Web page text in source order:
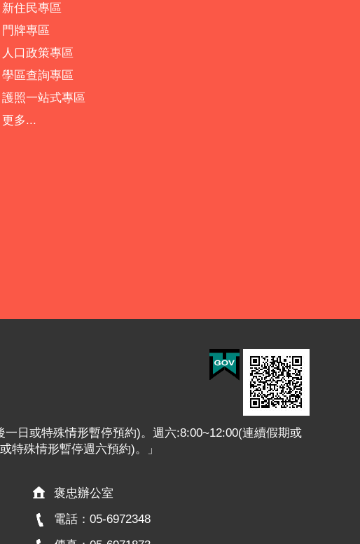
新住民專區
門牌專區
人口政策專區
學區查詢專區
護照一站式專區
更多...
日或特殊情形暫停預約)。週六:8:00~12:00(連續假期或
特殊情形暫停週六預約)。」
褒忠辦公室
電話：05-6972348